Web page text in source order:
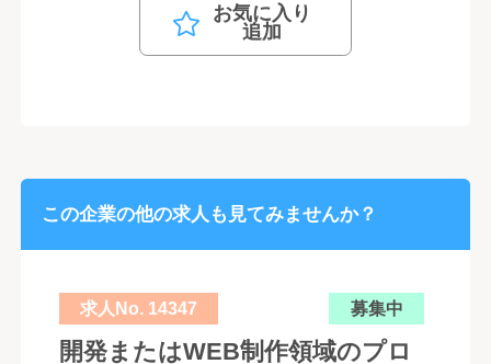
お気に入り
追加
この企業の他の求人も見てみませんか？
求人No. 14347 募集中
開発またはWEB制作領域のプロ